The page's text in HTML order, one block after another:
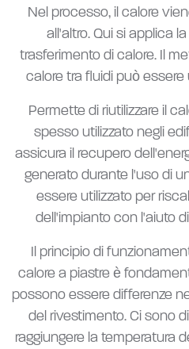
Nel processo, il calore
all'altro. Qui si applica
trasferimento di calore. Il
calore tra fluidi può
Permette di riutilizzare il
spesso utilizzato negli
assicura il recupero
generato durante l'uso di
essere utilizzato per
dell'impianto con l'aiuto
Il principio di
calore a piastre è
possono essere differenze
del rivestimento. Ci sono
raggiungere la temperatura